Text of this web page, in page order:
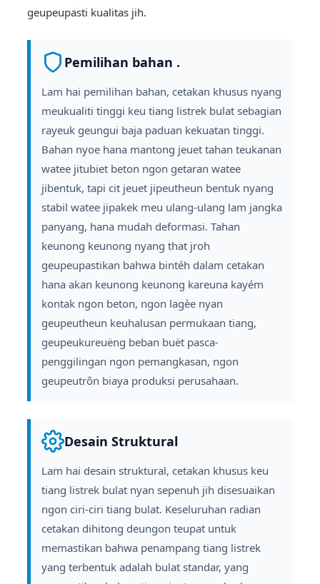
geupeupasti kualitas jih.
Pemilihan bahan .
Lam hai pemilihan bahan, cetakan khusus nyang
meukualiti tinggi keu tiang listrek bulat sebagian
rayeuk geungui baja paduan kekuatan tinggi.
Bahan nyoe hana mantong jeuet tahan teukanan
watee jitubiet beton ngon getaran watee
jibentuk, tapi cit jeuet jipeutheun bentuk nyang
stabil watee jipakek meu ulang-ulang lam jangka
panyang, hana mudah deformasi. Tahan
keunong keunong nyang that jroh
geupeupastikan bahwa bintéh dalam cetakan
hana akan keunong keunong kareuna kayém
kontak ngon beton, ngon lagèe nyan
geupeutheun keuhalusan permukaan tiang,
geupeukureuëng beban buët pasca-
penggilingan ngon pemangkasan, ngon
geupeutrôn biaya produksi perusahaan.
Desain Struktural
Lam hai desain struktural, cetakan khusus keu
tiang listrek bulat nyan sepenuh jih disesuaikan
ngon ciri-ciri tiang bulat. Keseluruhan radian
cetakan dihitong deungon teupat untuk
memastikan bahwa penampang tiang listrek
yang terbentuk adalah bulat standar, yang